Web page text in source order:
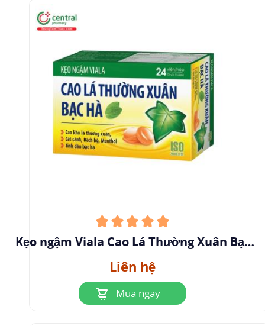
Kẹo ngậm Viala Cao Lá Thường Xuân Bạc
Liên hệ
Mua ngay